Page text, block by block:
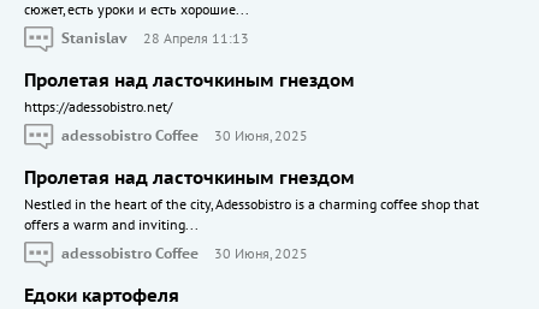
сюжет, есть уроки и есть хорошие...
Stanislav
28 Апреля 11:13
Пролетая над ласточкиным гнездом
https://adessobistro.net/
adessobistro Coffee
30 Июня, 2025
Пролетая над ласточкиным гнездом
Nestled in the heart of the city, Adessobistro is a charming coffee shop that
offers a warm and inviting...
adessobistro Coffee
30 Июня, 2025
Едоки картофеля